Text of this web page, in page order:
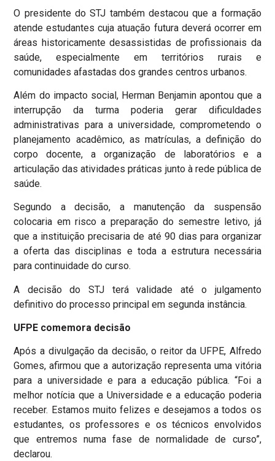
O presidente do STJ também destacou que a formação
atende estudantes cuja atuação futura deverá ocorrer em
áreas historicamente desassistidas de profissionais da
saúde, especialmente em territórios rurais e
comunidades afastadas dos grandes centros urbanos.
Além do impacto social, Herman Benjamin apontou que a
interrupção da turma poderia gerar dificuldades
administrativas para a universidade, comprometendo o
planejamento acadêmico, as matrículas, a definição do
corpo docente, a organização de laboratórios e a
articulação das atividades práticas junto à rede pública de
saúde.
Segundo a decisão, a manutenção da suspensão
colocaria em risco a preparação do semestre letivo, já
que a instituição precisaria de até 90 dias para organizar
a oferta das disciplinas e toda a estrutura necessária
para continuidade do curso.
A decisão do STJ terá validade até o julgamento
definitivo do processo principal em segunda instância.
UFPE comemora decisão
Após a divulgação da decisão, o reitor da UFPE, Alfredo
Gomes, afirmou que a autorização representa uma vitória
para a universidade e para a educação pública. “Foi a
melhor notícia que a Universidade e a educação poderia
receber. Estamos muito felizes e desejamos a todos os
estudantes, os professores e os técnicos envolvidos
que entremos numa fase de normalidade de curso”,
declarou.